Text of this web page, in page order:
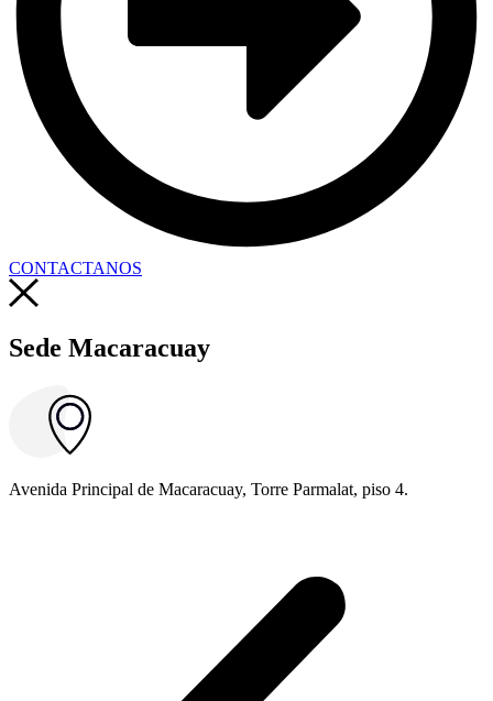
CONTACTANOS
Sede Macaracuay
Avenida Principal de Macaracuay, Torre Parmalat, piso 4.